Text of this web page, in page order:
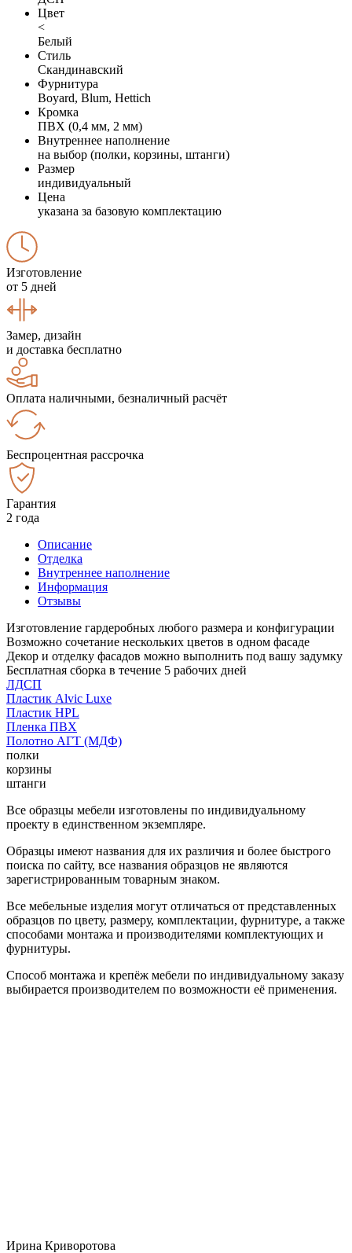
Цвет
<
Белый
Стиль
Скандинавский
Фурнитура
Boyard, Blum, Hettich
Кромка
ПВХ (0,4 мм, 2 мм)
Внутреннее наполнение
на выбор (полки, корзины, штанги)
Размер
индивидуальный
Цена
указана за базовую комплектацию
Изготовление
от 5 дней
Замер, дизайн
и доставка бесплатно
Оплата наличными, безналичный расчёт
Беспроцентная рассрочка
Гарантия
2 года
Описание
Отделка
Внутреннее наполнение
Информация
Отзывы
Изготовление гардеробных любого размера и конфигурации
Возможно сочетание нескольких цветов в одном фасаде
Декор и отделку фасадов можно выполнить под вашу задумку
Бесплатная сборка в течение 5 рабочих дней
ЛДСП
Пластик Alvic Luxe
Пластик HPL
Пленка ПВХ
Полотно АГТ (МДФ)
полки
корзины
штанги
Все образцы мебели изготовлены по индивидуальному
проекту в единственном экземпляре.
Образцы имеют названия для их различия и более быстрого
поиска по сайту, все названия образцов не являются
зарегистрированным товарным знаком.
Все мебельные изделия могут отличаться от представленных
образцов по цвету, размеру, комплектации, фурнитуре, а также
способами монтажа и производителями комплектующих и
фурнитуры.
Способ монтажа и крепёж мебели по индивидуальному заказу
выбирается производителем по возможности её применения.
Ирина Криворотова